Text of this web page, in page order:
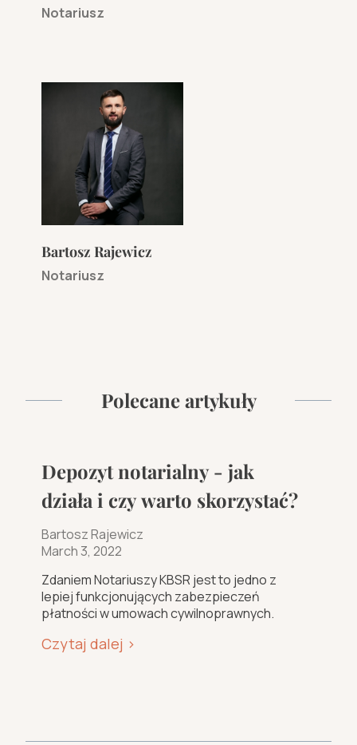
Notariusz
Bartosz Rajewicz
Notariusz
Polecane artykuły
Depozyt notarialny - jak
działa i czy warto skorzystać?
Bartosz Rajewicz
March 3, 2022
Zdaniem Notariuszy KBSR jest to jedno z
lepiej funkcjonujących zabezpieczeń
płatności w umowach cywilnoprawnych.
Czytaj dalej >